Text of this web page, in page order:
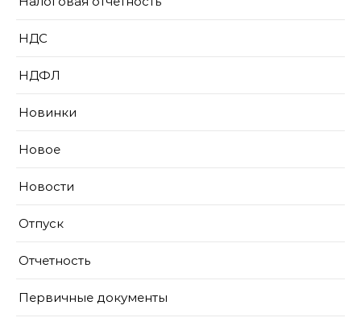
НДС
НДФЛ
Новинки
Новое
Новости
Отпуск
Отчетность
Первичные документы